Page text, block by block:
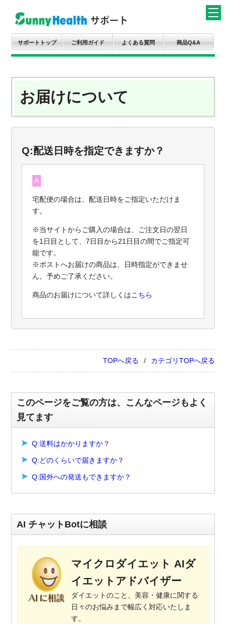
サポートトップ ご利用ガイド よくある質問 商品Q&A
お届けについて
Q:配送日時を指定できますか？
A
宅配便の場合は、配送日時をご指定いただけま
す。
※当サイトからご購入の場合は、ご注文日の翌日
を1日目として、7日目から21日目の間でご指定可
能です。
※ポストへお届けの商品は、日時指定ができませ
ん。予めご了承ください。
商品のお届けについて詳しくはこちら
TOPへ戻る カテゴリTOPへ戻る
このページをご覧の方は、こんなページもよく
見てます
Q:送料はかかりますか？
Q:どのくらいで届きますか？
Q:国外への発送もできますか？
AI チャットBotに相談
マイクロダイエット AIダ
イエットアドバイザー
ダイエットのこと、美容・健康に関する
日々のお悩みまで幅広く対応いたしま
す。